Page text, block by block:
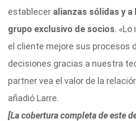
establecer alianzas sólidas y
grupo exclusivo de socios.
el cliente mejore sus procesos
decisiones gracias a nuestra
partner vea el valor de la
añadió Larre.
[La cobertura completa de este